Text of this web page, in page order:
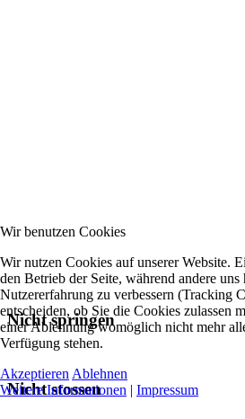
Nicht springen
Nicht stossen
Wir benutzen Cookies
Wir nutzen Cookies auf unserer Website.
den Betrieb der Seite, während andere
Nutzererfahrung zu verbessern (Tracking
entscheiden, ob Sie die Cookies zulassen
einer Ablehnung womöglich nicht mehr
Verfügung stehen.
Akzeptieren Ablehnen
Weitere Informationen | Impressum